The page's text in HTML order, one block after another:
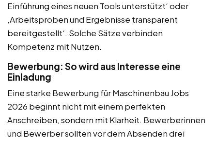
Einführung eines neuen Tools unterstützt‘ oder
‚Arbeitsproben und Ergebnisse transparent
bereitgestellt‘. Solche Sätze verbinden
Kompetenz mit Nutzen.
Bewerbung: So wird aus Interesse eine
Einladung
Eine starke Bewerbung für Maschinenbau Jobs
2026 beginnt nicht mit einem perfekten
Anschreiben, sondern mit Klarheit. Bewerberinnen
und Bewerber sollten vor dem Absenden drei